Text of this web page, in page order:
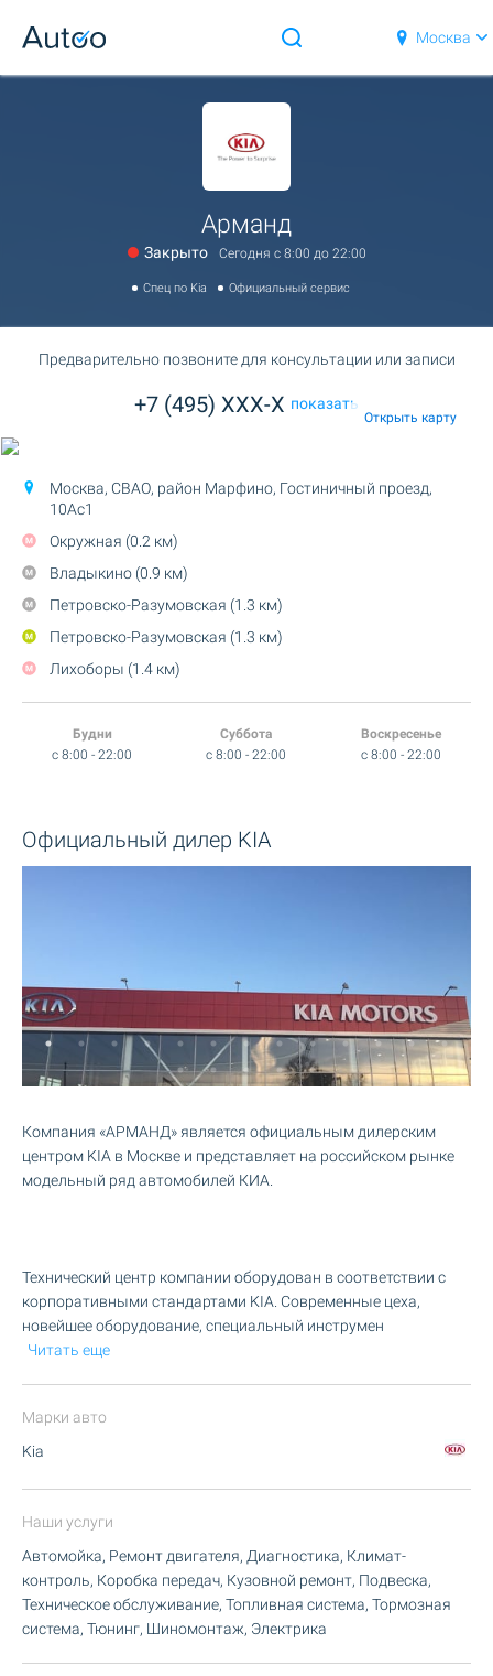
Москва
Арманд
Закрыто Сегодня c 8:00 до 22:00
Спец по Kia Официальный сервис
Предварительно позвоните для консультации или записи
+7 (495) XXX-X показать
Открыть карту
Москва, СВАО, район Марфино, Гостиничный проезд,
10Ас1
Окружная (0.2 км)
Владыкино (0.9 км)
Петровско-Разумовская (1.3 км)
Петровско-Разумовская (1.3 км)
Лихоборы (1.4 км)
Будни
c 8:00 - 22:00
Суббота
c 8:00 - 22:00
Воскресенье
c 8:00 - 22:00
Официальный дилер KIA
Компания «АРМАНД» является официальным дилерским
центром KIA в Москве и представляет на российском рынке
модельный ряд автомобилей КИА.
Технический центр компании оборудован в соответствии с
корпоративными стандартами KIA. Современные цеха,
новейшее оборудование, специальный инструмен
Читать еще
Марки авто
Kia
Наши услуги
Автомойка, Ремонт двигателя, Диагностика, Климат-
контроль, Коробка передач, Кузовной ремонт, Подвеска,
Техническое обслуживание, Топливная система, Тормозная
система, Тюнинг, Шиномонтаж, Электрика